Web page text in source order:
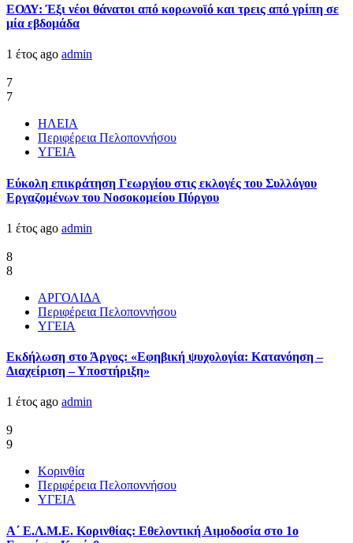
ΕΟΔΥ: Έξι νέοι θάνατοι από κορωνοϊό και τρεις από γρίπη σε
μία εβδομάδα
1 έτος ago admin
7
7
ΗΛΕΙΑ
Περιφέρεια Πελοποννήσου
ΥΓΕΙΑ
Εύκολη επικράτηση Γεωργίου στις εκλογές του Συλλόγου
Εργαζομένων του Νοσοκομείου Πύργου
1 έτος ago admin
8
8
ΑΡΓΟΛΙΔΑ
Περιφέρεια Πελοποννήσου
ΥΓΕΙΑ
Εκδήλωση στο Άργος: «Εφηβική ψυχολογία: Κατανόηση –
Διαχείριση – Υποστήριξη»
1 έτος ago admin
9
9
Κορινθία
Περιφέρεια Πελοποννήσου
ΥΓΕΙΑ
Α΄ Ε.Λ.Μ.Ε. Κορινθίας: Εθελοντική Αιμοδοσία στο 1ο